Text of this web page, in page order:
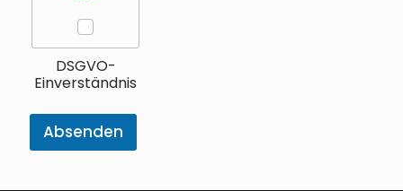
DSGVO-
Einverständnis
Absenden